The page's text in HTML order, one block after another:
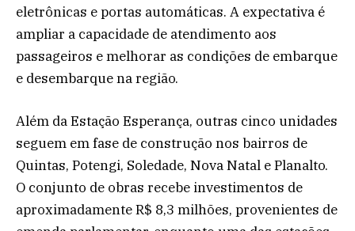
eletrônicas e portas automáticas. A expectativa é
ampliar a capacidade de atendimento aos
passageiros e melhorar as condições de embarque
e desembarque na região.
Além da Estação Esperança, outras cinco unidades
seguem em fase de construção nos bairros de
Quintas, Potengi, Soledade, Nova Natal e Planalto.
O conjunto de obras recebe investimentos de
aproximadamente R$ 8,3 milhões, provenientes de